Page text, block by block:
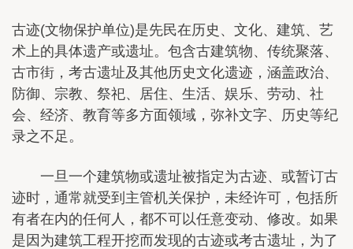
古迹(文物保护单位)是先民在历史、文化、建筑、艺
术上的具体遗产或遗址。包含古建筑物、传统聚落、
古市街，考古遗址及其他历史文化遗迹，涵盖政治、
防御、宗教、祭祀、居住、生活、娱乐、劳动、社
会、经济、教育等多方面领域，弥补文字、历史等纪
录之不足。
一旦一个建筑物或遗址被指定为古迹、或暂订古
迹时，通常就受到主管机关保护，未经许可，包括所
有者在内的任何人，都不可以任意变动、修改。如果
是因为建筑工程开挖而发现的古迹或考古遗址，为了